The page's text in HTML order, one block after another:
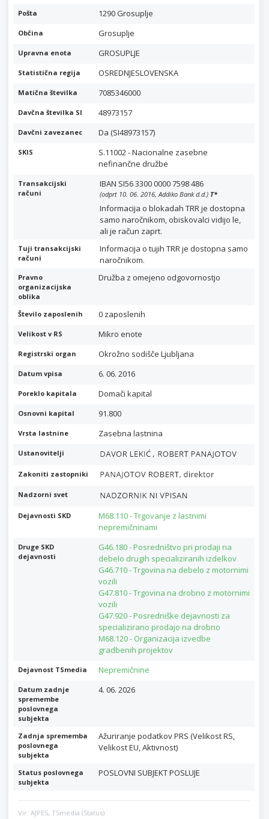
Pošta 1290 Grosuplje
Občina Grosuplje
Upravna enota GROSUPLJE
Statistična regija OSREDNJESLOVENSKA
Matična številka 7085346000
Davčna številka SI 48973157
Davčni zavezanec Da (SI48973157)
SKIS
S.11002 - Nacionalne zasebne
nefinančne družbe
Transakcijski
računi
IBAN SI56 3300 0000 7598 486
(odprt 10. 06. 2016, Addiko Bank d.d.) T*
Informacija o blokadah TRR je dostopna
samo naročnikom, obiskovalci vidijo le,
ali je račun zaprt.
Tuji transakcijski
računi
Informacija o tujih TRR je dostopna samo
naročnikom.
Pravno
organizacijska
oblika
Družba z omejeno odgovornostjo
Število zaposlenih 0 zaposlenih
Velikost v RS Mikro enote
Registrski organ Okrožno sodišče Ljubljana
Datum vpisa 6. 06. 2016
Poreklo kapitala Domači kapital
Osnovni kapital 91.800
Vrsta lastnine Zasebna lastnina
Ustanovitelji ,
Zakoniti zastopniki
Nadzorni svet
Dejavnosti SKD
M68.110 - Trgovanje z lastnimi
nepremičninami
Druge SKD
dejavnosti
G46.180 - Posredništvo pri prodaji na
debelo drugih specializiranih izdelkov
G46.710 - Trgovina na debelo z motornimi
vozili
G47.810 - Trgovina na drobno z motornimi
vozili
G47.920 - Posredniške dejavnosti za
specializirano prodajo na drobno
M68.120 - Organizacija izvedbe
gradbenih projektov
Dejavnost TSmedia Nepremičnine
Datum zadnje
spremembe
poslovnega
subjekta
4. 06. 2026
Zadnja sprememba
poslovnega
subjekta
Ažuriranje podatkov PRS (Velikost RS,
Velikost EU, Aktivnost)
Status poslovnega
subjekta
POSLOVNI SUBJEKT POSLUJE
Vir: AJPES, TSmedia (Status)